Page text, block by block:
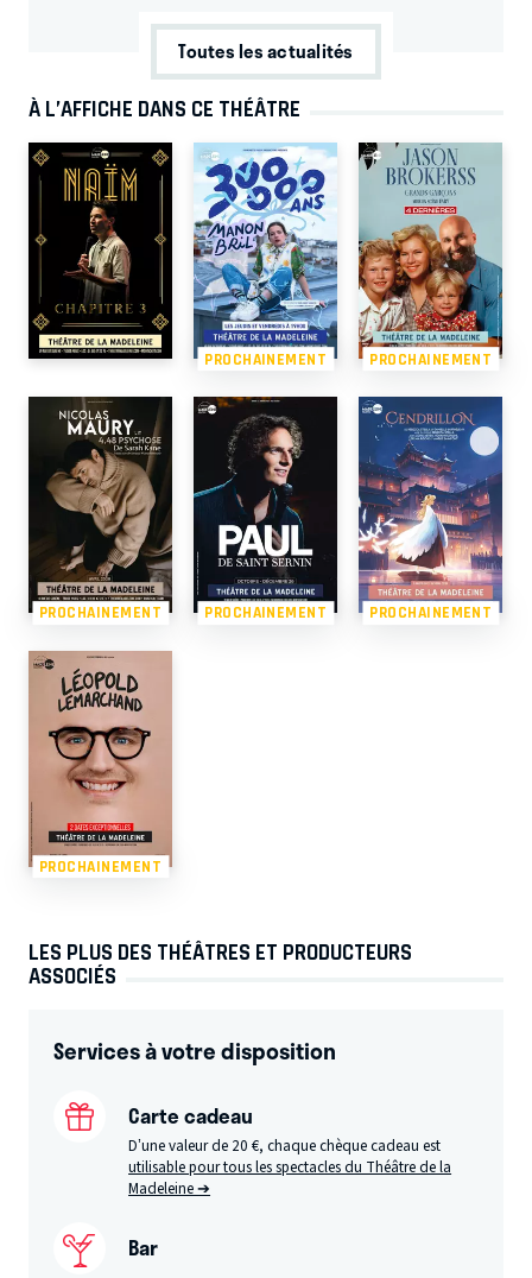
Toutes les actualités
À L’AFFICHE DANS CE THÉÂTRE
PROCHAINEMENT PROCHAINEMENT
PROCHAINEMENT PROCHAINEMENT PROCHAINEMENT
PROCHAINEMENT
LES PLUS DES THÉÂTRES ET PRODUCTEURS
ASSOCIÉS
Services à votre disposition
Carte cadeau
D’une valeur de 20 €, chaque chèque cadeau est
utilisable pour tous les spectacles du Théâtre de la
Madeleine ➔
Bar